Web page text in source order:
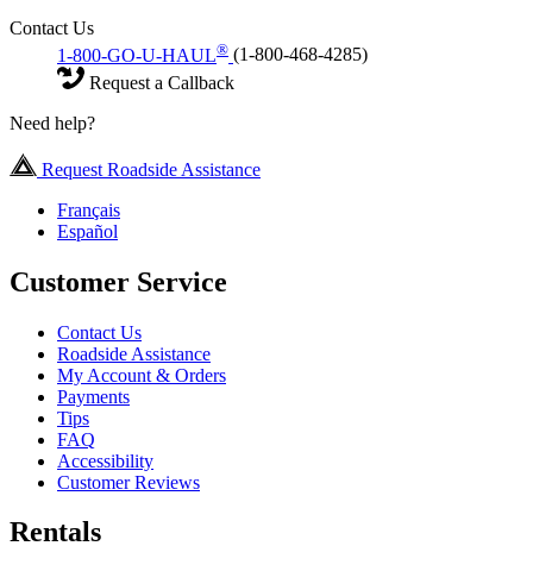
Contact Us
1-800-GO-U-HAUL® (1-800-468-4285)
Request a Callback
Need help?
Request Roadside Assistance
Français
Español
Customer Service
Contact Us
Roadside Assistance
My Account & Orders
Payments
Tips
FAQ
Accessibility
Customer Reviews
Rentals